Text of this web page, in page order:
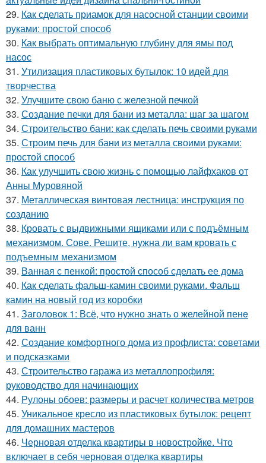
29. Как сделать приамок для насосной станции своими
руками: простой способ
30. Как выбрать оптимальную глубину для ямы под
насос
31. Утилизация пластиковых бутылок: 10 идей для
творчества
32. Улучшите свою баню с железной печкой
33. Создание печки для бани из металла: шаг за шагом
34. Строительство бани: как сделать печь своими руками
35. Строим печь для бани из металла своими руками:
простой способ
36. Как улучшить свою жизнь с помощью лайфхаков от
Анны Муровяной
37. Металлическая винтовая лестница: инструкция по
созданию
38. Кровать с выдвижными ящиками или с подъёмным
механизмом. Сове. Решите, нужна ли вам кровать с
подъемным механизмом
39. Ванная с пенкой: простой способ сделать ее дома
40. Как сделать фальш-камин своими руками. Фальш
камин на новый год из коробки
41. Заголовок 1: Всё, что нужно знать о желейной пенe
для ванн
42. Создание комфортного дома из профлиста: советами
и подсказками
43. Строительство гаража из металлопрофиля:
руководство для начинающих
44. Рулоны обоев: размеры и расчет количества метров
45. Уникальное кресло из пластиковых бутылок: рецепт
для домашних мастеров
46. Черновая отделка квартиры в новостройке. Что
включает в себя черновая отделка квартиры